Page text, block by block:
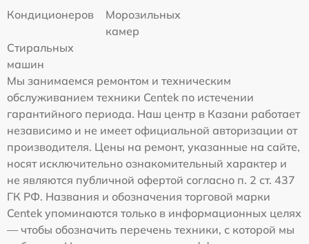
Кондиционеров
Морозильных
камер
Стиральных
машин
Мы занимаемся ремонтом и техническим
обслуживанием техники Centek по истечении
гарантийного периода. Наш центр в Казани работает
независимо и не имеет официальной авторизации от
производителя. Цены на ремонт, указанные на сайте,
носят исключительно ознакомительный характер и
не являются публичной офертой согласно п. 2 ст. 437
ГК РФ. Названия и обозначения торговой марки
Centek упоминаются только в информационных целях
— чтобы обозначить перечень техники, с которой мы